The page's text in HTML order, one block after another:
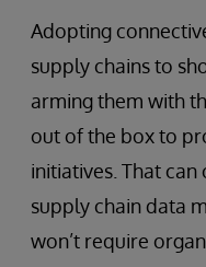
Adopting
supply chains to
arming them with
out of the box to
initiatives. That
supply chain data
won’t require